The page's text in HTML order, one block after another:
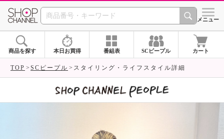
SHOP CHANNEL シメニュー
商品を探す 本日お買得 番組表 SCピープル カート
TOP SCピープル スタイリング・ライフスタイル詳細